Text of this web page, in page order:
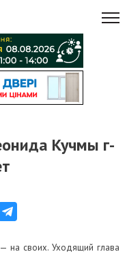
Кучмы г-
на своих. Уходящий глава